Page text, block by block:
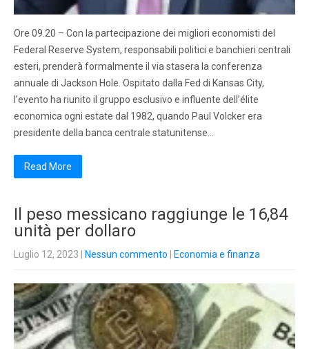
Ore 09.20 – Con la partecipazione dei migliori economisti del
Federal Reserve System, responsabili politici e banchieri centrali
esteri, prenderà formalmente il via stasera la conferenza
annuale di Jackson Hole. Ospitato dalla Fed di Kansas City,
l’evento ha riunito il gruppo esclusivo e influente dell’élite
economica ogni estate dal 1982, quando Paul Volcker era
presidente della banca centrale statunitense…
Read More
Il peso messicano raggiunge le 16,84
unità per dollaro
Luglio 12, 2023 Nessun commento Economia e finanza